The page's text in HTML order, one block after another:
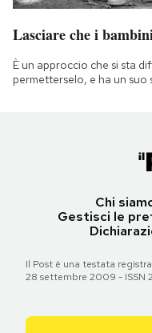
Lasciare che i
È un approccio che si sta
permetterselo, e ha un
Chi
Gestisci le
Il Post è una testata
28 settembre 2009 - ISSN